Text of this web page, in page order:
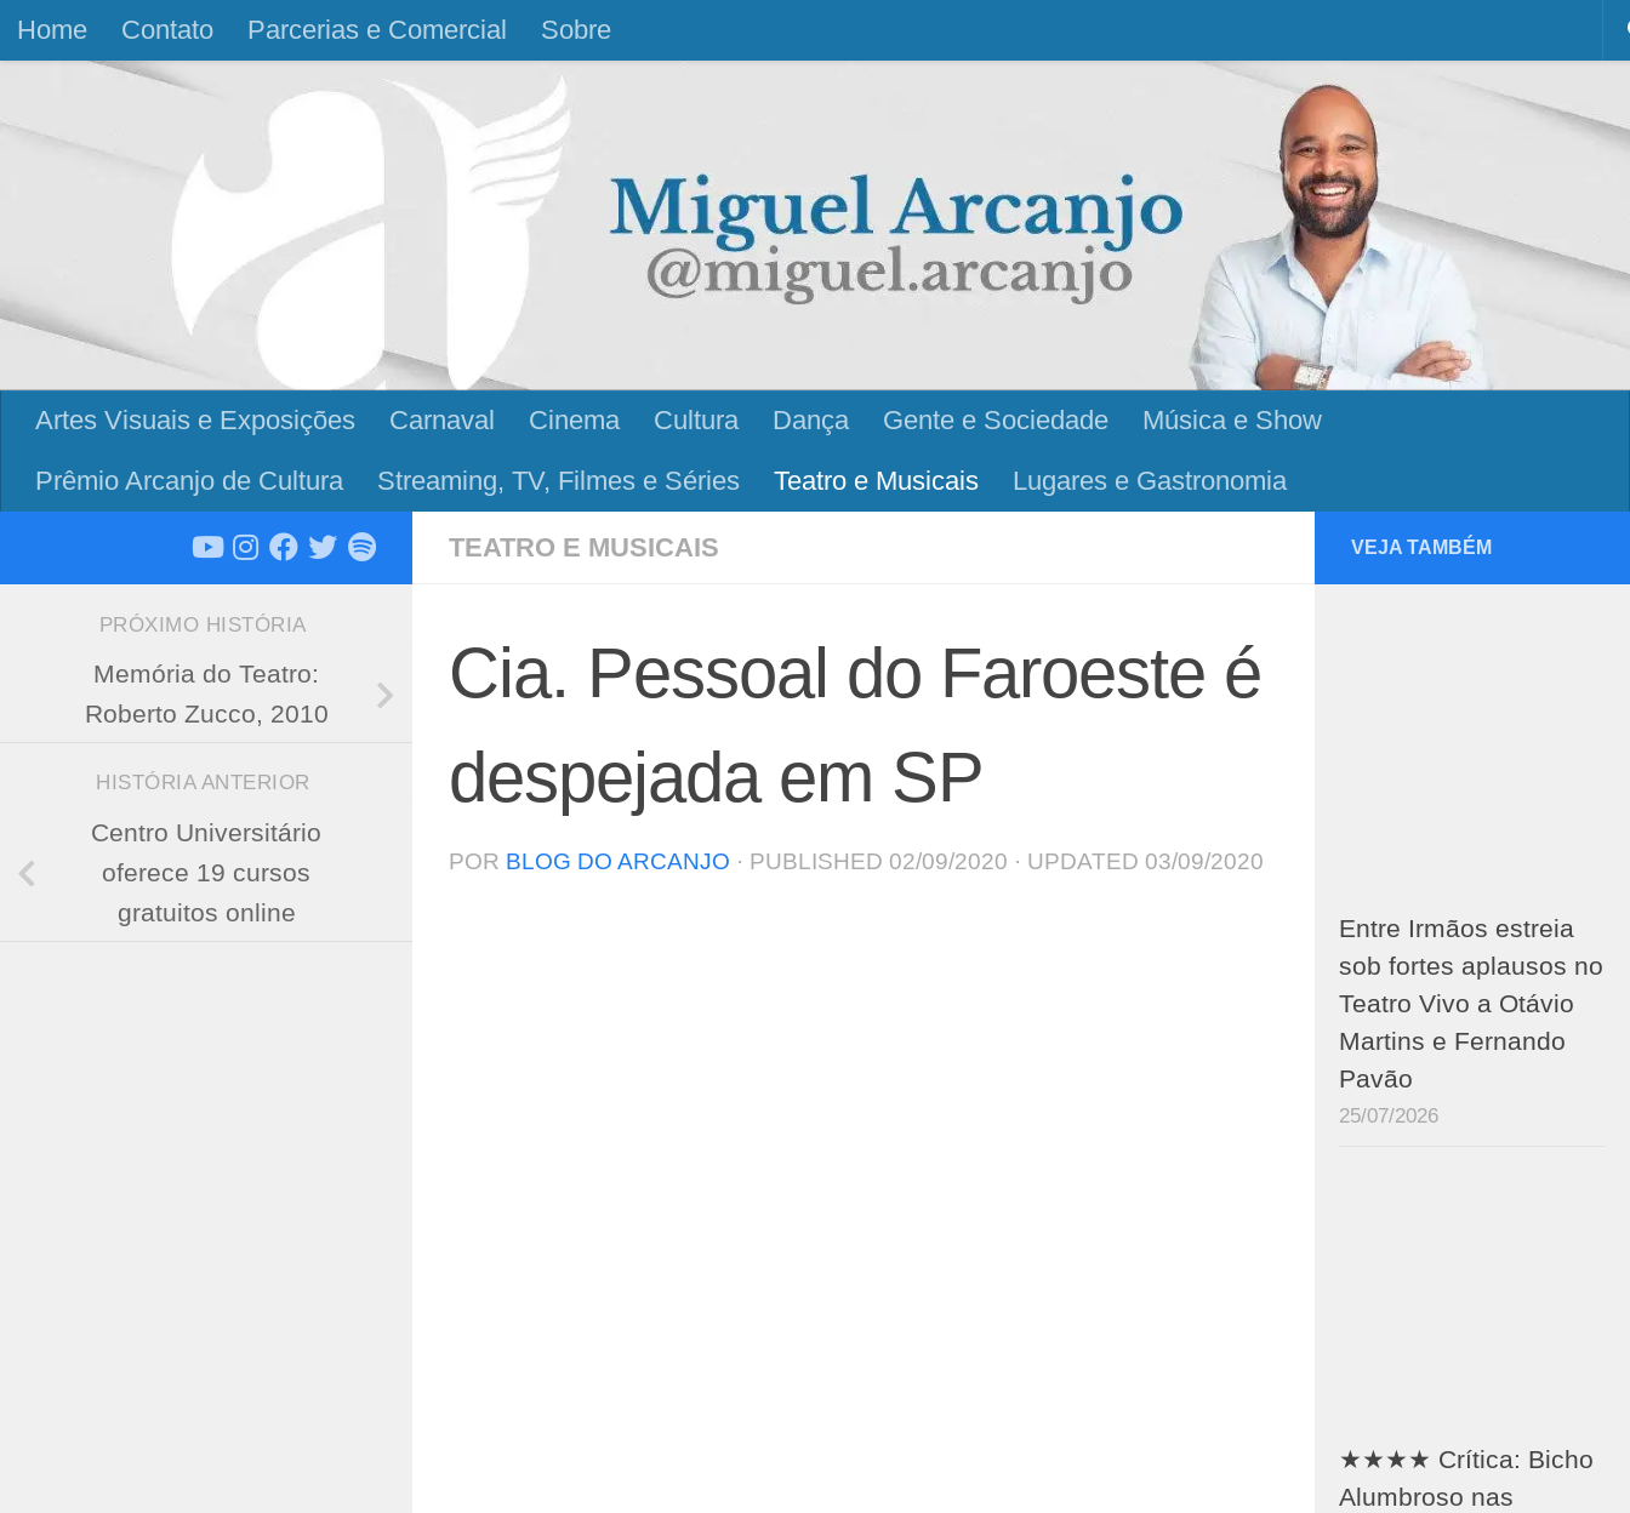
Skip to content
Home Contato Parcerias e Comercial Sobre
Artes Visuais e Exposições Carnaval Cinema Cultura Dança Gente e Sociedade
Música e Show
Prêmio Arcanjo de Cultura
Streaming, TV, Filmes e Séries Teatro e Musicais Lugares e Gastronomia
TEATRO E MUSICAIS
Cia. Pessoal do Faroeste é
despejada em SP
POR BLOG DO ARCANJO · PUBLISHED 02/09/2020 · UPDATED 03/09/2020
PRÓXIMO HISTÓRIA
Memória do Teatro:
Roberto Zucco, 2010
HISTÓRIA ANTERIOR
Centro Universitário
oferece 19 cursos
gratuitos online
VEJA TAMBÉM
Entre Irmãos estreia
sob fortes aplausos no
Teatro Vivo a Otávio
Martins e Fernando
Pavão
25/07/2026
★★★★ Crítica: Bicho
Alumbroso nas